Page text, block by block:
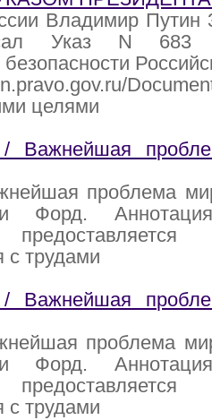
Владимир Путин
Указ N 683
целями
Важнейшая
проблема
Форд.
с трудами
Важнейшая
проблема
Форд.
с трудами